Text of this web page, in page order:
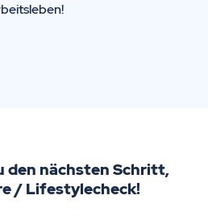
den nächsten Schritt,
/ Lifestylecheck!